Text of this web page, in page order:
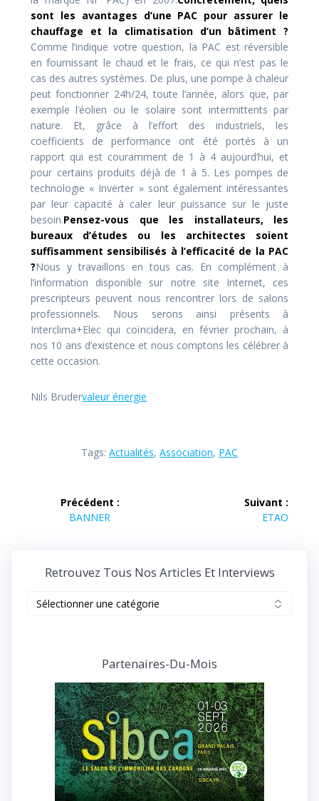
sont les avantages d’une PAC pour assurer le
chauffage et la climatisation d’un bâtiment ?
Comme l’indique votre question, la PAC est réversible
en fournissant le chaud et le frais, ce qui n’est pas le
cas des autres systèmes. De plus, une pompe à chaleur
peut fonctionner 24h/24, toute l’année, alors que, par
exemple l’éolien ou le solaire sont intermittents par
nature. Et, grâce à l’effort des industriels, les
coefficients de performance ont été portés à un
rapport qui est couramment de 1 à 4 aujourd’hui, et
pour certains produits déjà de 1 à 5. Les pompes de
technologie « Inverter » sont également intéressantes
par leur capacité à caler leur puissance sur le juste
besoin.Pensez-vous que les installateurs, les
bureaux d’études ou les architectes soient
suffisamment sensibilisés à l’efficacité de la PAC
?Nous y travaillons en tous cas. En complément à
l’information disponible sur notre site Internet, ces
prescripteurs peuvent nous rencontrer lors de salons
professionnels. Nous serons ainsi présents à
Interclima+Elec qui coïncidera, en février prochain, à
nos 10 ans d’existence et nous comptons les célébrer à
cette occasion.
Nils Brudervaleur énergie
Tags: Actualités, Association, PAC
Navigation
Précédent :
Article
BANNER
Suivant :
Article
ETAO
Retrouvez Tous Nos Articles Et Interviews
interviews
Partenaires-Du-Mois